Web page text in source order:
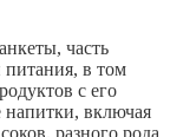
часть
питания, в том
с его
включая
разного рода